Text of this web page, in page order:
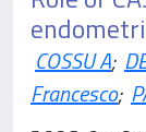
COSSU A;
Francesco;